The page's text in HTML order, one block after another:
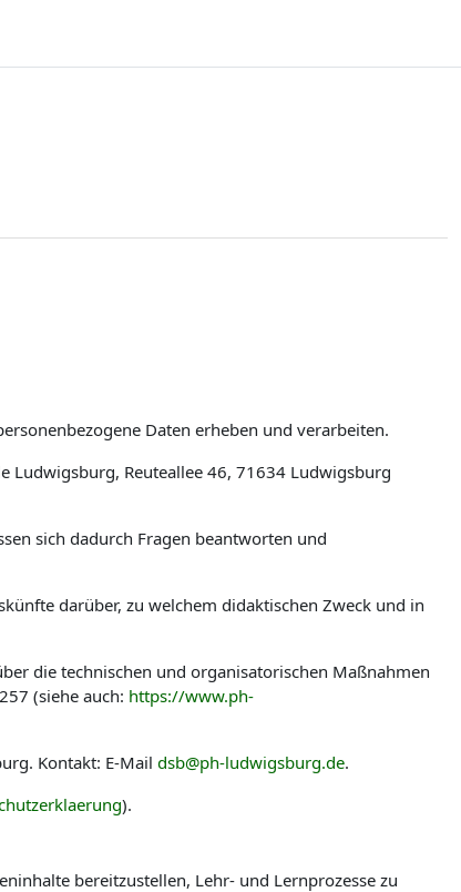
Daten erheben und verarbeiten.
Ludwigsburg, Reuteallee 46, 71634 Ludwigsburg
sich dadurch Fragen beantworten und
darüber, zu welchem didaktischen Zweck und in
die technischen und organisatorischen Maßnahmen
(siehe auch: https://www.ph-
Kontakt: E-Mail dsb@ph-ludwigsburg.de.
).
bereitzustellen, Lehr- und Lernprozesse zu